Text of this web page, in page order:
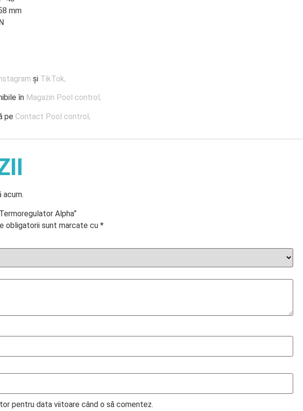
mm
și TikTok.
în Magazin Pool control .
pe Contact Pool control.
acum.
Alpha”
obligatorii sunt marcate cu *
pentru data viitoare când o să comentez.